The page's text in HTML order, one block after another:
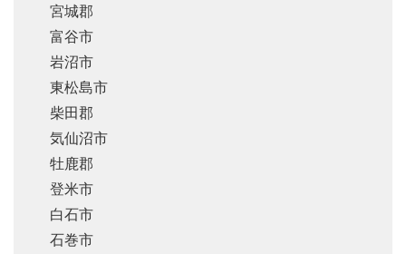
宮城郡
富谷市
岩沼市
東松島市
柴田郡
気仙沼市
牡鹿郡
登米市
白石市
石巻市